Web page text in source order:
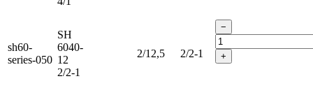
sh60-
series-050
SH
6040-
12
2/2-1
2/12,5 2/2-1
−
+